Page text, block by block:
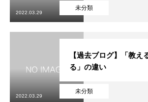
未分類
2022.03.29
未分類
【過去ブログ】「教え
る」の違い
2022.03.29